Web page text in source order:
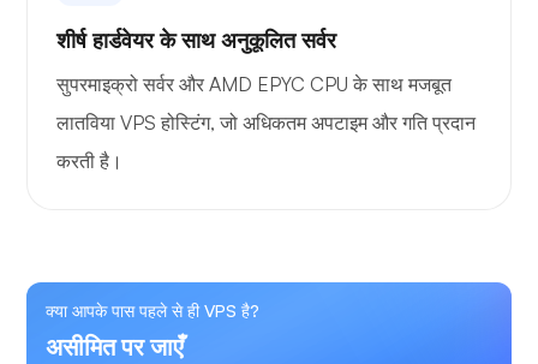
शीर्ष हार्डवेयर के साथ अनुकूलित सर्वर
सुपरमाइक्रो सर्वर और AMD EPYC CPU के साथ मजबूत
लातविया VPS होस्टिंग, जो अधिकतम अपटाइम और गति प्रदान
करती है।
क्या आपके पास पहले से ही VPS है?
असीमित पर जाएँ